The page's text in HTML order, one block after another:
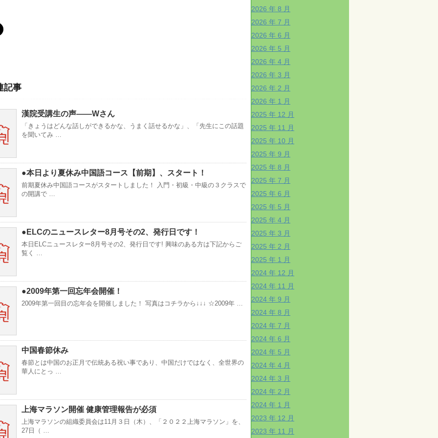
事
漢院受講生の声——Wさん
「きょうはどんな話しができるかな、うまく話せるかな」、「先生にこの話題
を聞いてみ …
●本日より夏休み中国語コース【前期】、スタート！
前期夏休み中国語コースがスタートしました！ 入門・初級・中級の３クラスで
の開講で …
●ELCのニュースレター8月号その2、発行日です！
本日ELCニュースレター8月号その2、発行日です! 興味のある方は下記からご
覧く …
●2009年第一回忘年会開催！
2009年第一回目の忘年会を開催しました！ 写真はコチラから↓↓↓ ☆2009年 …
中国春節休み
春節とは中国のお正月で伝統ある祝い事であり、中国だけではなく、全世界の
華人にとっ …
上海マラソン開催 健康管理報告が必須
上海マラソンの組織委員会は11月３日（木）、「２０２２上海マラソン」を、
27日（ …
2026 年 8 月
2026 年 7 月
2026 年 6 月
2026 年 5 月
2026 年 4 月
2026 年 3 月
2026 年 2 月
2026 年 1 月
2025 年 12 月
2025 年 11 月
2025 年 10 月
2025 年 9 月
2025 年 8 月
2025 年 7 月
2025 年 6 月
2025 年 5 月
2025 年 4 月
2025 年 3 月
2025 年 2 月
2025 年 1 月
2024 年 12 月
2024 年 11 月
2024 年 9 月
2024 年 8 月
2024 年 7 月
2024 年 6 月
2024 年 5 月
2024 年 4 月
2024 年 3 月
2024 年 2 月
2024 年 1 月
2023 年 12 月
2023 年 11 月